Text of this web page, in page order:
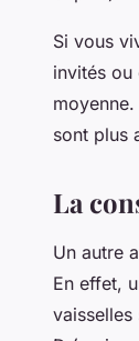
Si vous
invités ou
sont plus
La
Un autre
En effet,